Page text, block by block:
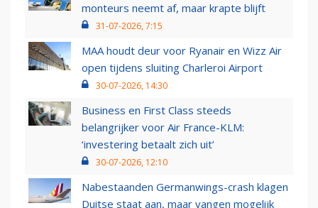
monteurs neemt af, maar krapte blijft
31-07-2026, 7:15
MAA houdt deur voor Ryanair en Wizz Air
open tijdens sluiting Charleroi Airport
30-07-2026, 14:30
Business en First Class steeds
belangrijker voor Air France-KLM:
‘investering betaalt zich uit’
30-07-2026, 12:10
Nabestaanden Germanwings-crash klagen
Duitse staat aan, maar vangen mogelijk